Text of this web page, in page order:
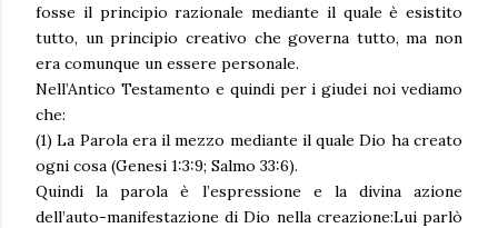
fosse il principio razionale mediante il quale è esistito
tutto, un principio creativo che governa tutto, ma non
era comunque un essere personale.
Nell’Antico Testamento e quindi per i giudei noi vediamo
che:
(1) La Parola era il mezzo mediante il quale Dio ha creato
ogni cosa (Genesi 1:3:9; Salmo 33:6).
Quindi la parola è l’espressione e la divina azione
dell’auto-manifestazione di Dio nella creazione:Lui parlò